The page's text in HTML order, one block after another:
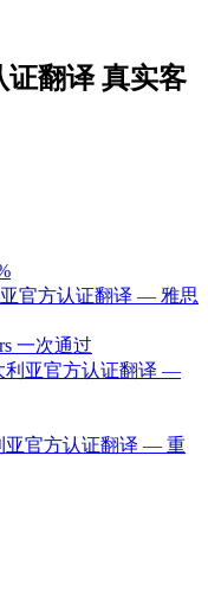
翻译 真实客
亚官方认证翻译 — 雅思
一次通过
利亚官方认证翻译 —
亚官方认证翻译 — 重